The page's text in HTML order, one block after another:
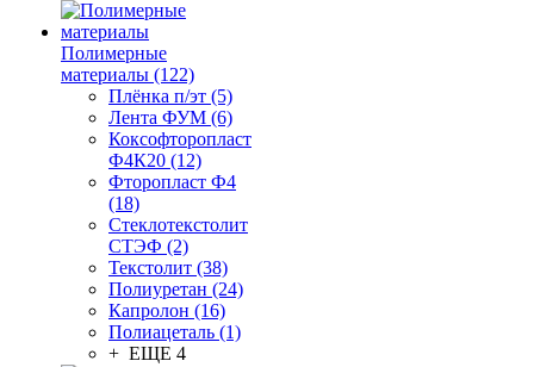
Полимерные
материалы (122)
Плёнка п/эт (5)
Лента ФУМ (6)
Коксофторопласт
Ф4К20 (12)
Фторопласт Ф4
(18)
Стеклотекстолит
СТЭФ (2)
Текстолит (38)
Полиуретан (24)
Капролон (16)
Полиацеталь (1)
+ ЕЩЕ 4